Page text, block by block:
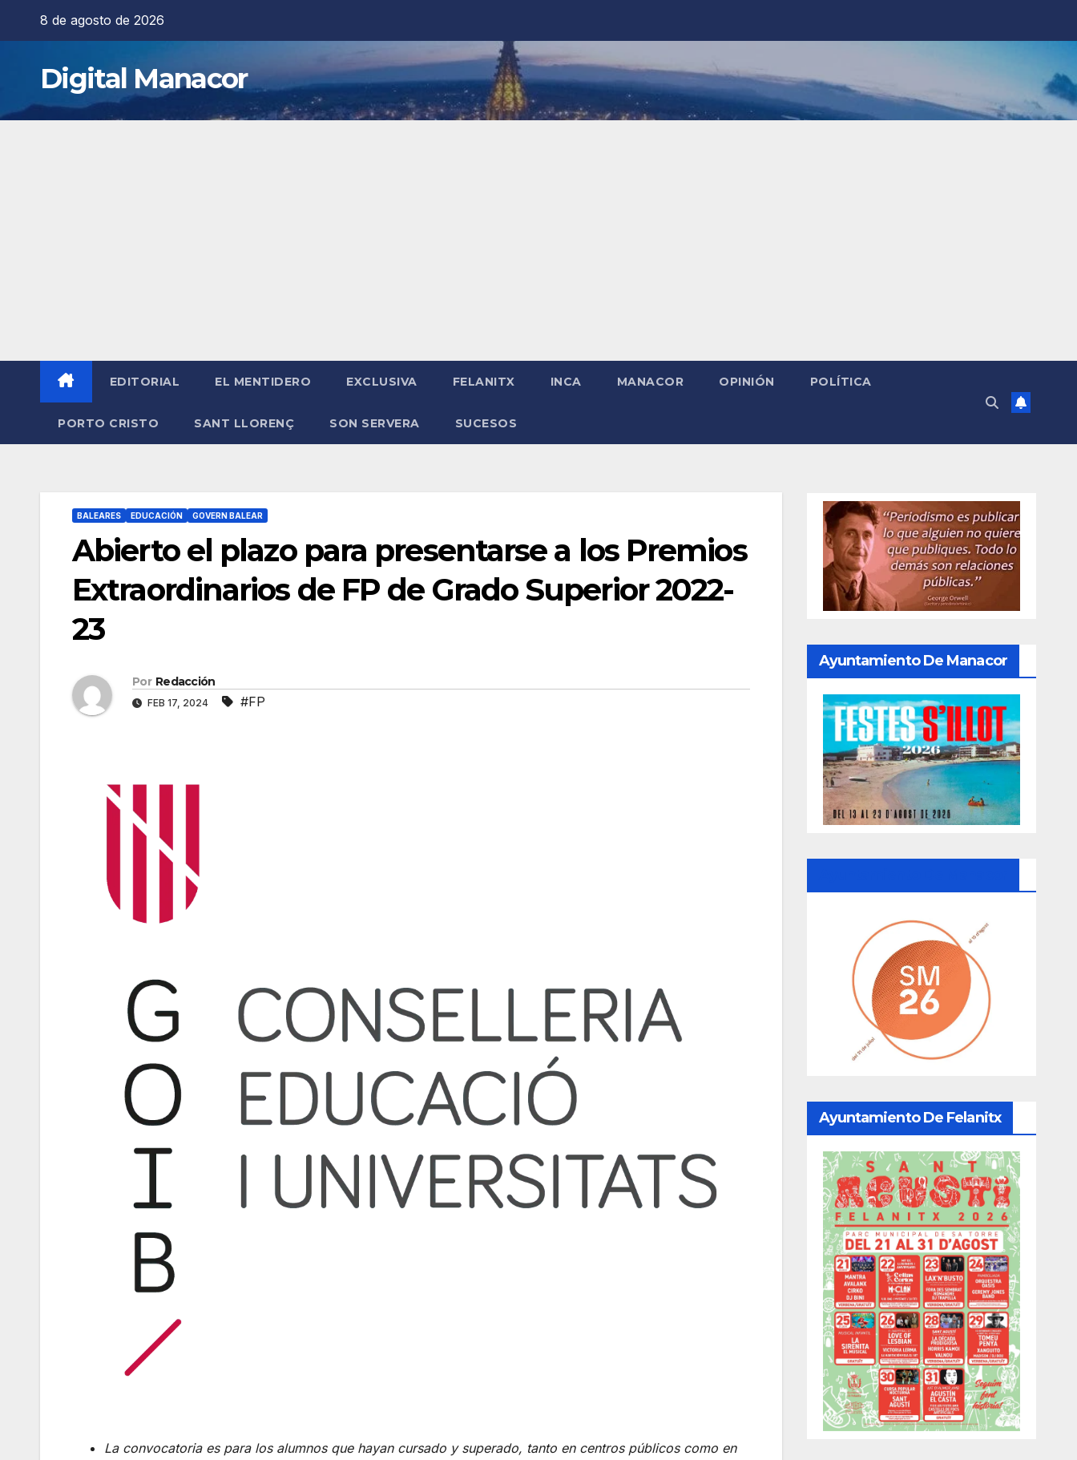
8 de agosto de 2026
Digital Manacor
EDITORIAL EL MENTIDERO EXCLUSIVA FELANITX INCA MANACOR OPINIÓN POLÍTICA
PORTO CRISTO SANT LLORENÇ SON SERVERA SUCESOS
BALEARES EDUCACIÓN GOVERN BALEAR
Abierto el plazo para presentarse a los Premios
Extraordinarios de FP de Grado Superior 2022-
23
Por Redacción
FEB 17, 2024 #FP
La convocatoria es para los alumnos que hayan cursado y superado, tanto en centros públicos como en
Ayuntamiento De Manacor
Ayuntamiento De Felanitx